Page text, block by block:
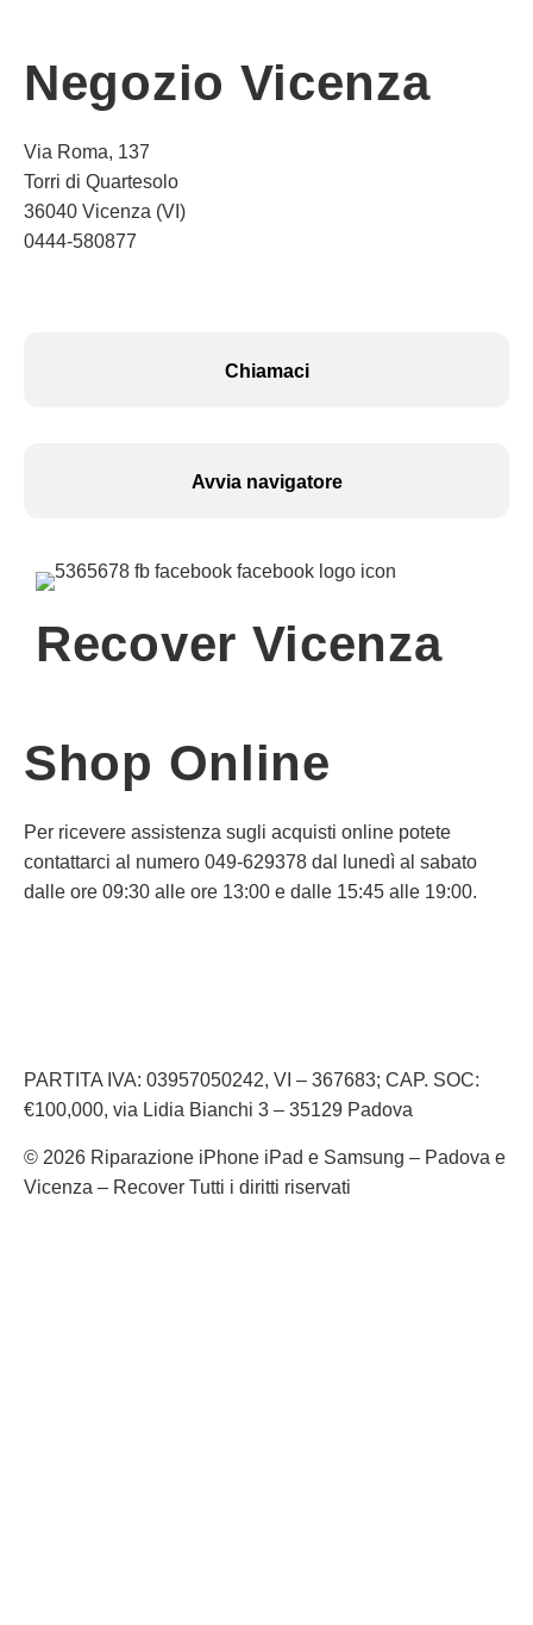
Negozio Vicenza
Via Roma, 137
Torri di Quartesolo
36040 Vicenza (VI)
0444-580877
Chiamaci
Avvia navigatore
Recover Vicenza
Shop Online
Per ricevere assistenza sugli acquisti online potete
contattarci al numero 049-629378 dal lunedì al sabato
dalle ore 09:30 alle ore 13:00 e dalle 15:45 alle 19:00.
PARTITA IVA: 03957050242, VI – 367683; CAP. SOC:
€100,000, via Lidia Bianchi 3 – 35129 Padova
© 2026 Riparazione iPhone iPad e Samsung – Padova e
Vicenza – Recover Tutti i diritti riservati